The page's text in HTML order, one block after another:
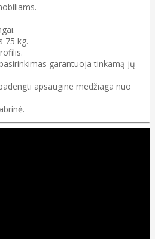
75 kg.
garantuoja tinkamą jų
apsaugine medžiaga nuo